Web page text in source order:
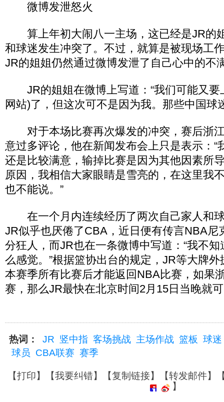
微博发泄怒火
算上年初大闹八一主场，这已经是JR的
和球迷发生冲突了。不过，就算是被现场工
JR的姐姐仍然通过微博发泄了自己心中的不
JR的姐姐在微博上写道：“我们可能又要
网站)了，但这次可不是因为我。那些中国球
对于本场比赛再次爆发的冲突，赛后浙
意过多评论，他在新闻发布会上只是表示：“
还是比较满意，输掉比赛是因为其他因素所
原因，我相信大家眼睛是雪亮的，在这里我
也不能说。”
在一个月内连续经历了两次自己家人和
JR似乎也厌倦了CBA，近日便有传言NBA尼
分狂人，而JR也在一条微博中写道：“我不
么感觉。”根据篮协出台的规定，JR等大牌
本赛季所有比赛后才能返回NBA比赛，如果
赛，那么JR最快在北京时间2月15日当晚就
热词： JR 竖中指 客场挑战 主场作战 篮板 球迷
球员
CBA联赛 赛季
【打印】【我要纠错】【复制链接】【转发邮件】
】